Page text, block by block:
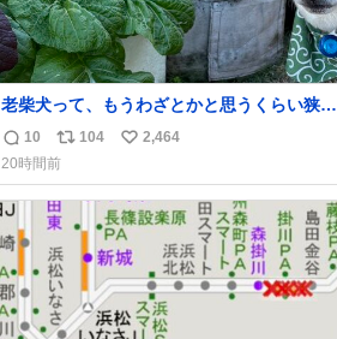
老柴犬って、もうわざとかと思うくらい狭い
ところに自らはまりにいくじゃないですか？
今朝ガーデニングしてる飼い主の間にはまっ
てきて、最高に可愛かった♥️
返
信
数
10
リ
ポ
ス
ト
数
104
い
ね
数
2,464
20時間前